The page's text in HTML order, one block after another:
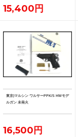
15,400円
東京)マルシン ワルサーPPK/S HWモデ
ルガン 未発火
16,500円